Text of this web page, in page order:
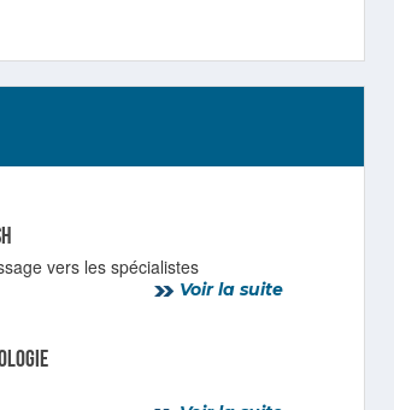
vers les spécialistes
Voir la suite